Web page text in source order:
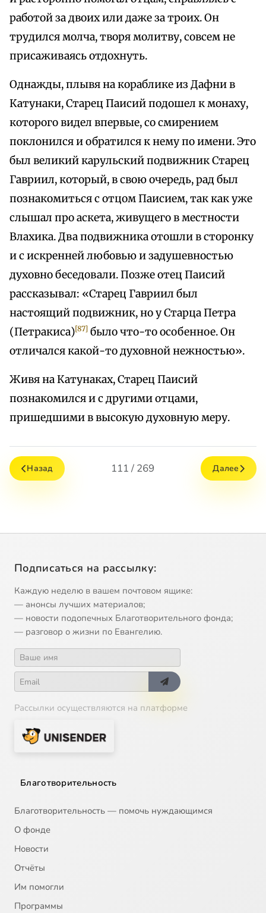
работой за двоих или даже за троих. Он
трудился молча, творя молитву, совсем не
присаживаясь отдохнуть.
Однажды, плывя на кораблике из Дафни в
Катунаки, Старец Паисий подошел к монаху,
которого видел впервые, со смирением
поклонился и обратился к нему по имени. Это
был великий карульский подвижник Старец
Гавриил, который, в свою очередь, рад был
познакомиться с отцом Паисием, так как уже
слышал про аскета, живущего в местности
Влахика. Два подвижника отошли в сторонку
и с искренней любовью и задушевностью
духовно беседовали. Позже отец Паисий
рассказывал: «Старец Гавриил был
настоящий подвижник, но у Старца Петра
(Петракиса)[87] было что-то особенное. Он
отличался какой-то духовной нежностью».
Живя на Катунаках, Старец Паисий
познакомился и с другими отцами,
пришедшими в высокую духовную меру.
Назад 111 / 269 Далее
Подписаться на рассылку:
Каждую неделю в вашем почтовом ящике:
— анонсы лучших материалов;
— новости подопечных Благотворительного фонда;
— разговор о жизни по Евангелию.
Рассылки осуществляются на платформе
Благотворительность
Благотворительность — помочь нуждающимся
О фонде
Новости
Отчёты
Им помогли
Программы